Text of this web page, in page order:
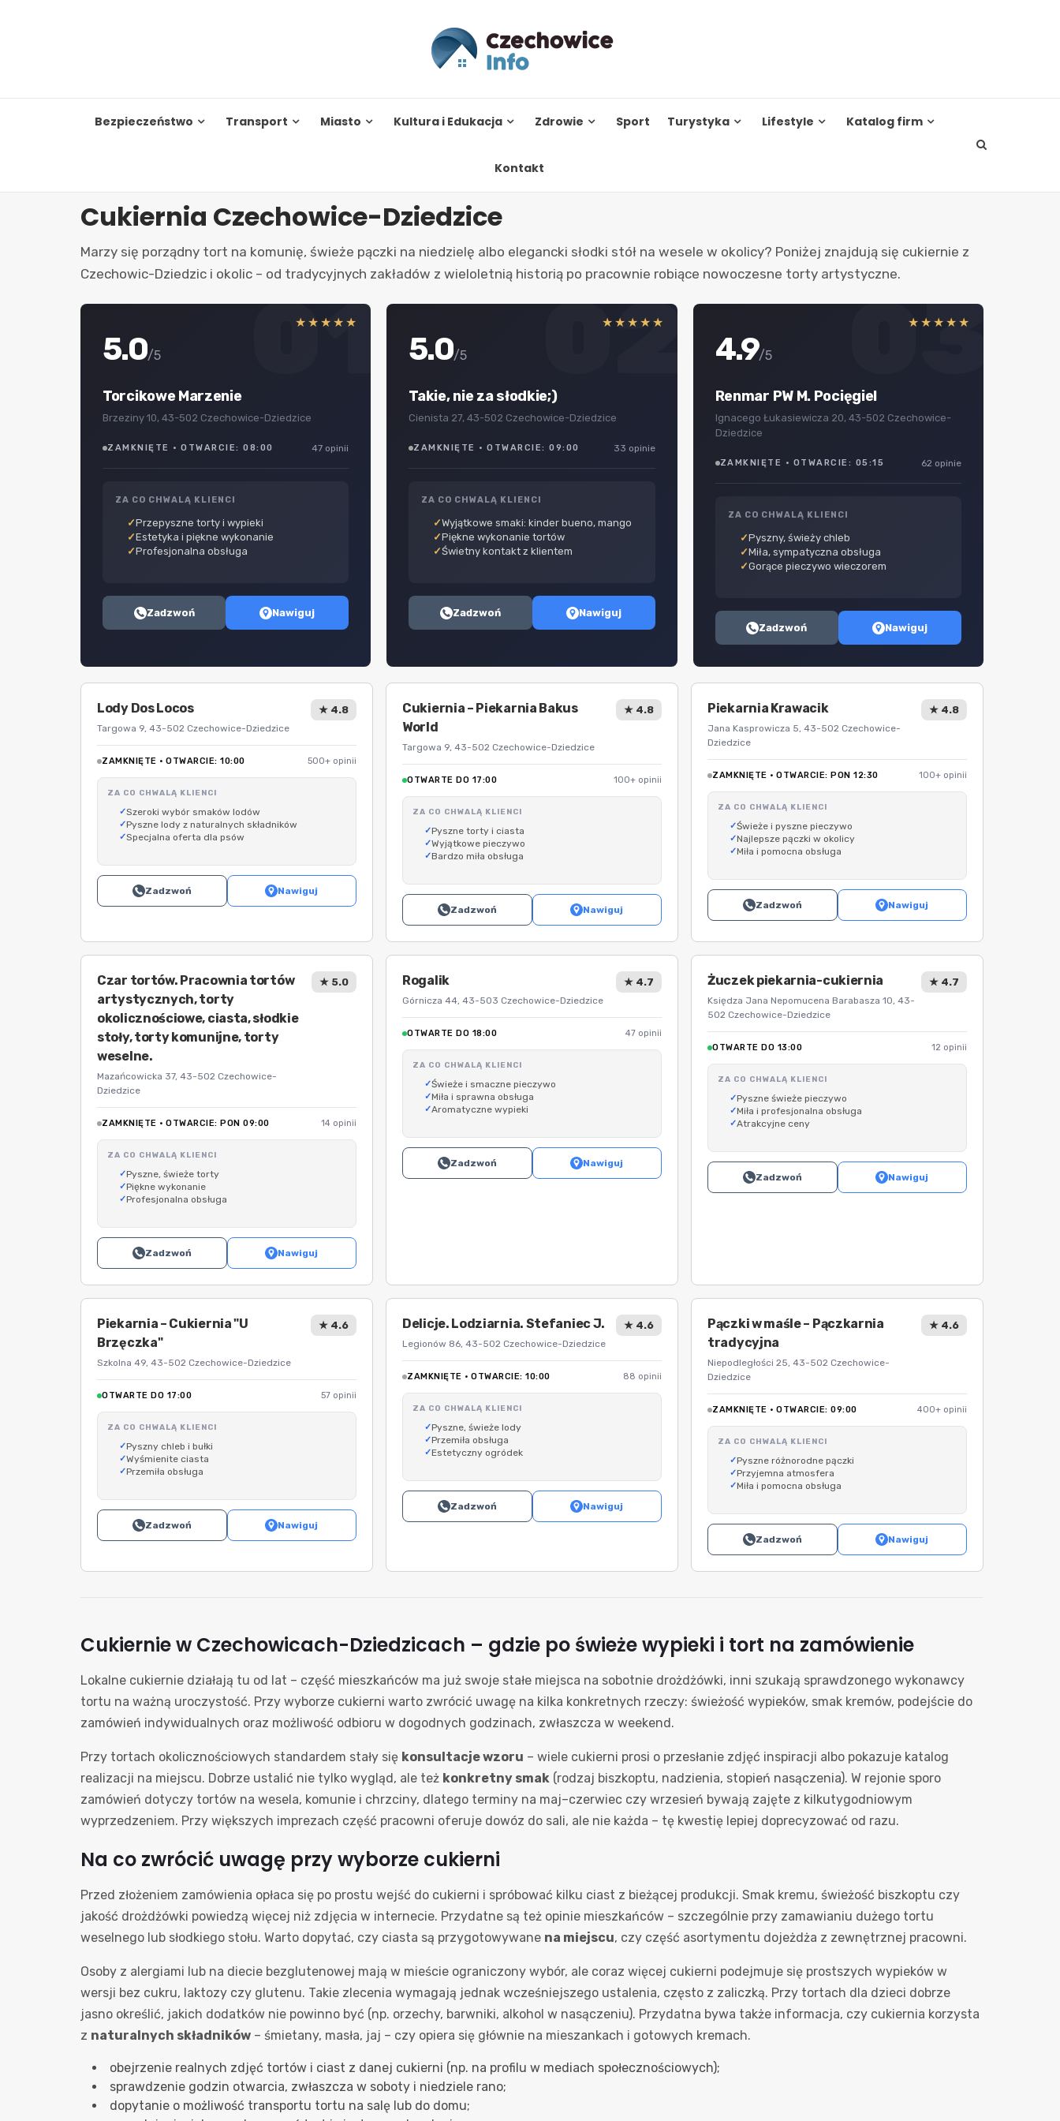
Bezpieczeństwo Transport Miasto Kultura i Edukacja Zdrowie Sport Turystyka Lifestyle Katalog firm
Kontakt
Cukiernia Czechowice-Dziedzice
Marzy się porządny tort na komunię, świeże pączki na niedzielę albo elegancki słodki stół na wesele w okolicy? Poniżej znajdują się cukiernie z
Czechowic-Dziedzic i okolic – od tradycyjnych zakładów z wieloletnią historią po pracownie robiące nowoczesne torty artystyczne.
01
★★★★★
5.0/5
Torcikowe Marzenie
Brzeziny 10, 43-502 Czechowice-Dziedzice
ZAMKNIĘTE · OTWARCIE: 08:00 47 opinii
ZA CO CHWALĄ KLIENCI
Przepyszne torty i wypieki
Estetyka i piękne wykonanie
Profesjonalna obsługa
Zadzwoń Nawiguj
02
★★★★★
5.0/5
Takie, nie za słodkie;)
Cienista 27, 43-502 Czechowice-Dziedzice
ZAMKNIĘTE · OTWARCIE: 09:00 33 opinie
ZA CO CHWALĄ KLIENCI
Wyjątkowe smaki: kinder bueno, mango
Piękne wykonanie tortów
Świetny kontakt z klientem
Zadzwoń Nawiguj
03
★★★★★
4.9/5
Renmar PW M. Pocięgiel
Ignacego Łukasiewicza 20, 43-502 Czechowice-
Dziedzice
ZAMKNIĘTE · OTWARCIE: 05:15 62 opinie
ZA CO CHWALĄ KLIENCI
Pyszny, świeży chleb
Miła, sympatyczna obsługa
Gorące pieczywo wieczorem
Zadzwoń Nawiguj
Lody Dos Locos
Targowa 9, 43-502 Czechowice-Dziedzice
★ 4.8
ZAMKNIĘTE · OTWARCIE: 10:00 500+ opinii
ZA CO CHWALĄ KLIENCI
Szeroki wybór smaków lodów
Pyszne lody z naturalnych składników
Specjalna oferta dla psów
Zadzwoń Nawiguj
Cukiernia – Piekarnia Bakus
World
Targowa 9, 43-502 Czechowice-Dziedzice
★ 4.8
OTWARTE DO 17:00 100+ opinii
ZA CO CHWALĄ KLIENCI
Pyszne torty i ciasta
Wyjątkowe pieczywo
Bardzo miła obsługa
Zadzwoń Nawiguj
Piekarnia Krawacik
Jana Kasprowicza 5, 43-502 Czechowice-
Dziedzice
★ 4.8
ZAMKNIĘTE · OTWARCIE: PON 12:30 100+ opinii
ZA CO CHWALĄ KLIENCI
Świeże i pyszne pieczywo
Najlepsze pączki w okolicy
Miła i pomocna obsługa
Zadzwoń Nawiguj
Czar tortów. Pracownia tortów
artystycznych, torty
okolicznościowe, ciasta, słodkie
stoły, torty komunijne, torty
weselne.
Mazańcowicka 37, 43-502 Czechowice-
Dziedzice
★ 5.0
ZAMKNIĘTE · OTWARCIE: PON 09:00 14 opinii
ZA CO CHWALĄ KLIENCI
Pyszne, świeże torty
Piękne wykonanie
Profesjonalna obsługa
Zadzwoń Nawiguj
Rogalik
Górnicza 44, 43-503 Czechowice-Dziedzice
★ 4.7
OTWARTE DO 18:00 47 opinii
ZA CO CHWALĄ KLIENCI
Świeże i smaczne pieczywo
Miła i sprawna obsługa
Aromatyczne wypieki
Zadzwoń Nawiguj
Żuczek piekarnia-cukiernia
Księdza Jana Nepomucena Barabasza 10, 43-
502 Czechowice-Dziedzice
★ 4.7
OTWARTE DO 13:00 12 opinii
ZA CO CHWALĄ KLIENCI
Pyszne świeże pieczywo
Miła i profesjonalna obsługa
Atrakcyjne ceny
Zadzwoń Nawiguj
Piekarnia – Cukiernia "U
Brzęczka"
Szkolna 49, 43-502 Czechowice-Dziedzice
★ 4.6
OTWARTE DO 17:00 57 opinii
ZA CO CHWALĄ KLIENCI
Pyszny chleb i bułki
Wyśmienite ciasta
Przemiła obsługa
Zadzwoń Nawiguj
Delicje. Lodziarnia. Stefaniec J.
Legionów 86, 43-502 Czechowice-Dziedzice
★ 4.6
ZAMKNIĘTE · OTWARCIE: 10:00 88 opinii
ZA CO CHWALĄ KLIENCI
Pyszne, świeże lody
Przemiła obsługa
Estetyczny ogródek
Zadzwoń Nawiguj
Pączki w maśle – Pączkarnia
tradycyjna
Niepodległości 25, 43-502 Czechowice-
Dziedzice
★ 4.6
ZAMKNIĘTE · OTWARCIE: 09:00 400+ opinii
ZA CO CHWALĄ KLIENCI
Pyszne różnorodne pączki
Przyjemna atmosfera
Miła i pomocna obsługa
Zadzwoń Nawiguj
Cukiernie w Czechowicach-Dziedzicach – gdzie po świeże wypieki i tort na zamówienie
Lokalne cukiernie działają tu od lat – część mieszkańców ma już swoje stałe miejsca na sobotnie drożdżówki, inni szukają sprawdzonego wykonawcy
tortu na ważną uroczystość. Przy wyborze cukierni warto zwrócić uwagę na kilka konkretnych rzeczy: świeżość wypieków, smak kremów, podejście do
zamówień indywidualnych oraz możliwość odbioru w dogodnych godzinach, zwłaszcza w weekend.
Przy tortach okolicznościowych standardem stały się konsultacje wzoru – wiele cukierni prosi o przesłanie zdjęć inspiracji albo pokazuje katalog
realizacji na miejscu. Dobrze ustalić nie tylko wygląd, ale też konkretny smak (rodzaj biszkoptu, nadzienia, stopień nasączenia). W rejonie sporo
zamówień dotyczy tortów na wesela, komunie i chrzciny, dlatego terminy na maj–czerwiec czy wrzesień bywają zajęte z kilkutygodniowym
wyprzedzeniem. Przy większych imprezach część pracowni oferuje dowóz do sali, ale nie każda – tę kwestię lepiej doprecyzować od razu.
Na co zwrócić uwagę przy wyborze cukierni
Przed złożeniem zamówienia opłaca się po prostu wejść do cukierni i spróbować kilku ciast z bieżącej produkcji. Smak kremu, świeżość biszkoptu czy
jakość drożdżówki powiedzą więcej niż zdjęcia w internecie. Przydatne są też opinie mieszkańców – szczególnie przy zamawianiu dużego tortu
weselnego lub słodkiego stołu. Warto dopytać, czy ciasta są przygotowywane na miejscu, czy część asortymentu dojeżdża z zewnętrznej pracowni.
Osoby z alergiami lub na diecie bezglutenowej mają w mieście ograniczony wybór, ale coraz więcej cukierni podejmuje się prostszych wypieków w
wersji bez cukru, laktozy czy glutenu. Takie zlecenia wymagają jednak wcześniejszego ustalenia, często z zaliczką. Przy tortach dla dzieci dobrze
jasno określić, jakich dodatków nie powinno być (np. orzechy, barwniki, alkohol w nasączeniu). Przydatna bywa także informacja, czy cukiernia korzysta
z naturalnych składników – śmietany, masła, jaj – czy opiera się głównie na mieszankach i gotowych kremach.
obejrzenie realnych zdjęć tortów i ciast z danej cukierni (np. na profilu w mediach społecznościowych);
sprawdzenie godzin otwarcia, zwłaszcza w soboty i niedziele rano;
dopytanie o możliwość transportu tortu na salę lub do domu;